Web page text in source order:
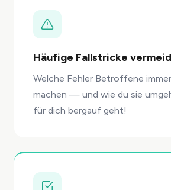
Häufige Fallstricke
Welche Fehler Betroffene
machen — und wie du sie
für dich bergauf geht!